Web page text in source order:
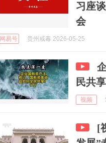
习座
会
网易号 贵州戒毒 2026-05-25
民共
视频
[